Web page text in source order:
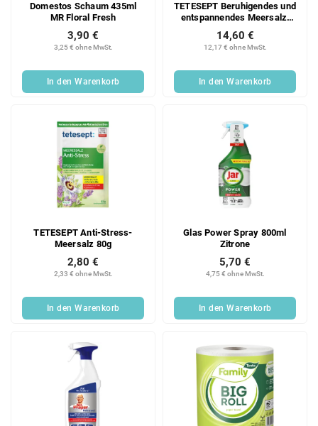
Domestos Schaum 435ml
MR Floral Fresh
3,25 € ohne MwSt.
3,90 €
In den Warenkorb
TETESEPT Beruhigendes und
entspannendes Meersalz,
600 g
12,17 € ohne MwSt.
14,60 €
In den Warenkorb
TETESEPT Anti-Stress-
Meersalz 80g
2,33 € ohne MwSt.
2,80 €
In den Warenkorb
Glas Power Spray 800ml
Zitrone
4,75 € ohne MwSt.
5,70 €
In den Warenkorb